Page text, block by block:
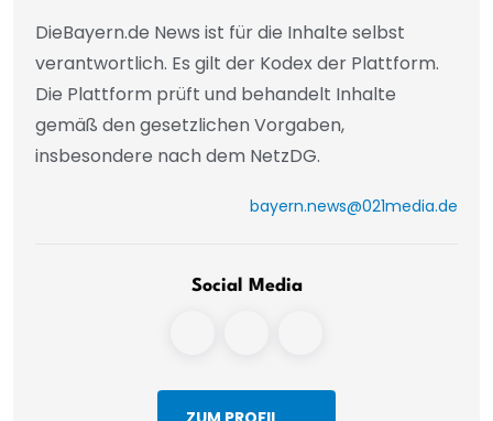
DieBayern.de News ist für die Inhalte selbst
verantwortlich. Es gilt der Kodex der Plattform.
Die Plattform prüft und behandelt Inhalte
gemäß den gesetzlichen Vorgaben,
insbesondere nach dem NetzDG.
bayern.news@021media.de
Social Media